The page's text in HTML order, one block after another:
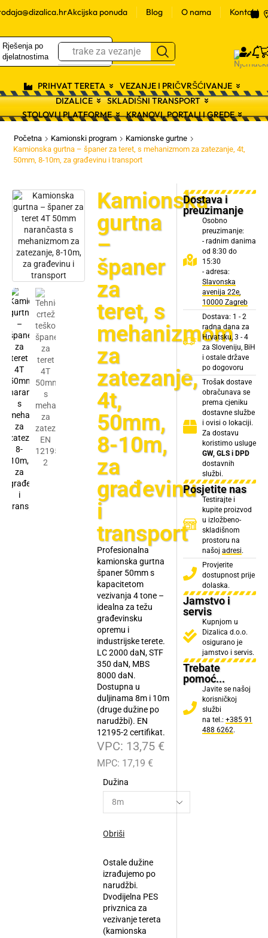
Akcijska ponuda Blog O nama Kontakt
Rješenja po
djelatnostima
trake za vezanje 0
PRIHVAT TERETA
VEZANJE I PRIČVRŠĆIVANJE
DIZALICE
SKLADIŠNI TRANSPORT
STOLOVI I PLATFORME
KRANOVI, PORTALI I GREDE
Početna Kamionski program
Kamionske gurtne
Kamionska gurtna – španer za teret, s mehanizmom za zatezanje, 4t,
50mm, 8-10m, za građevinu i transport
Kamionska
gurtna
–
španer
za
teret, s
mehanizmom
za
zatezanje,
4t,
50mm,
8-10m,
za
građevinu
i
transport
Profesionalna
kamionska gurtna
španer 50mm s
kapacitetom
vezivanja 4 tone –
idealna za težu
građevinsku
opremu i
industrijske terete.
LC 2000 daN, STF
350 daN, MBS
8000 daN.
Dostupna u
duljinama 8m i 10m
(druge dužine po
narudžbi). EN
12195-2 certifikat.
VPC: 13,75 €
MPC: 17,19€
Dužina
Obriši
Ostale dužine
izrađujemo po
narudžbi.
Dvodijelna PES
privznica za
vezivanje tereta
(kamionska
Dostava i
preuzimanje
Osobno
preuzimanje:
- radnim danima
od 8:30 do
15:30
- adresa:
Slavonska
avenija 22e,
10000 Zagreb
Dostava: 1 - 2
radna dana za
Hrvatsku, 3 - 4
za Sloveniju, BiH
i ostale države
po dogovoru
Trošak dostave
obračunava se
prema cjeniku
dostavne službe
i ovisi o lokaciji.
Za dostavu
koristimo usluge
GW, GLS i DPD
dostavnih
službi.
Posjetite nas
Testirajte i
kupite proizvod
u izložbeno-
skladišnom
prostoru na
našoj adresi.
Provjerite
dostupnost prije
dolaska.
Jamstvo i
servis
Kupnjom u
Dizalica d.o.o.
osigurano je
jamstvo i servis.
Trebate
pomoć...
Javite se našoj
korisničkoj
službi
na tel.: +385 91
488 6262.